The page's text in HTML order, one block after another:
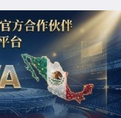
诗歌比赛|秋野
来源：树达通讯社 日期：